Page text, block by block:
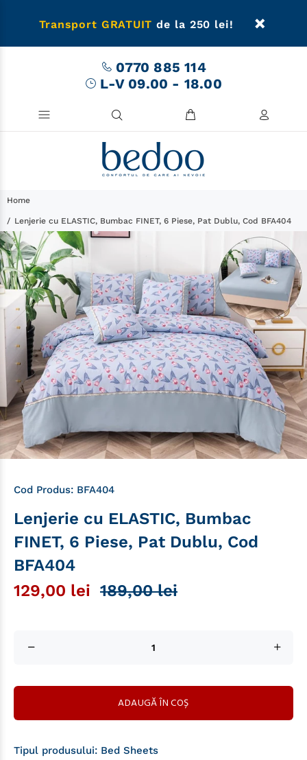
Transport GRATUIT de la 250 lei!
0770 885 114
L-V 09.00 - 18.00
Home
Lenjerie cu ELASTIC, Bumbac FINET, 6 Piese, Pat Dublu, Cod BFA404
Cod Produs: BFA404
Lenjerie cu ELASTIC, Bumbac
FINET, 6 Piese, Pat Dublu, Cod
BFA404
129,00 lei 189,00 lei
ADAUGĂ ÎN COȘ
Tipul produsului: Bed Sheets